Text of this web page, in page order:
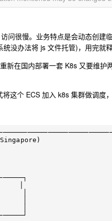
问很慢。业务特点是会动态创建
没办法将 js 文件托管)，用完就释
新在国内部署一套 K8s 又要维护
这个 ECS 加入 k8s 集群做调度